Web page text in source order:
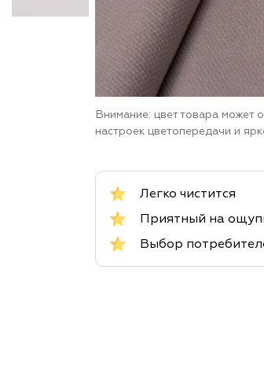
Внимание: цвет товара может
настроек цветопередачи и
Легко чистится
Приятный на
Выбор